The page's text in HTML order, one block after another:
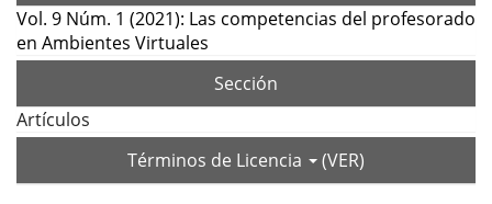
Vol. 9 Núm. 1 (2021): Las competencias del profesorado
en Ambientes Virtuales
Sección
Artículos
Términos de Licencia
(VER)